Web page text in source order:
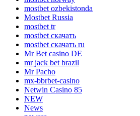
mostbet ozbekistonda
Mostbet Russia
mostbet tr
mostbet скачать
mostbet скачать ru
Mr Bet casino DE
mr jack bet brazil
Mr Pacho
mx-bbrbet-casino
Netwin Casino 85
NEW
News